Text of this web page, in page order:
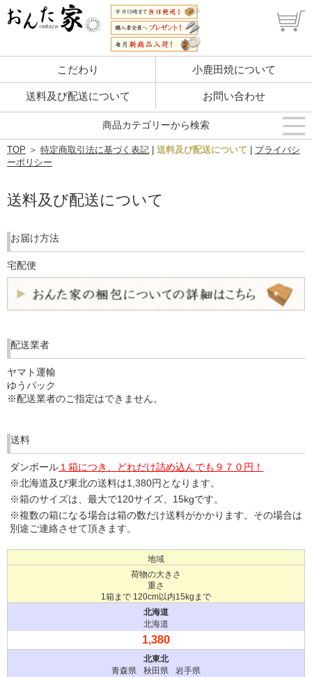
こだわり 小鹿田焼について
送料及び配送について お問い合わせ
TOP ＞ 特定商取引法に基づく表記 送料及び配送について
プライバシ
ーポリシー
送料及び配送について
お届け方法
宅配便
配送業者
ヤマト運輸
ゆうパック
※配送業者のご指定はできません。
送料
ダンボール１箱につき、どれだけ詰め込んでも９７０円！
※北海道及び東北の送料は1,380円となります。
※箱のサイズは、最大で120サイズ、15kgです。
※複数の箱になる場合は箱の数だけ送料がかかります。その場合は
別途ご連絡させて頂きます。
地域
荷物の大きさ
重さ
北海道
青森県 秋田県 岩手県
商品カテゴリーから検索